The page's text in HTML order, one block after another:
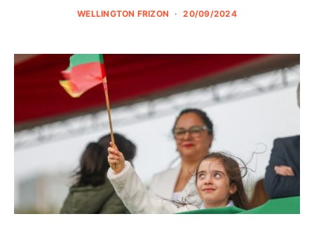
WELLINGTON FRIZON 20/09/2024